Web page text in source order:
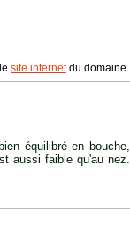
site internetdu domaine.
équilibré en bouche,
aussi faible qu'au nez.